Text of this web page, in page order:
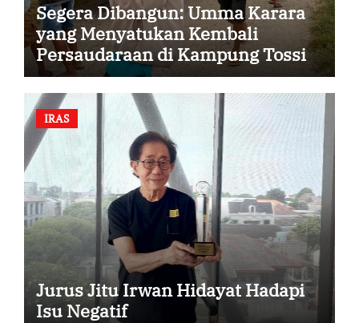
Segera Dibangun: Umma Karara
yang Menyatukan Kembali
Persaudaraan di Kampung Tossi
IRAS
Jurus Jitu Irwan Hidayat Hadapi
Isu Negatif